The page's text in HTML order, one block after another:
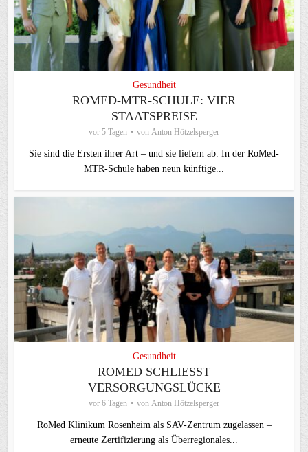
Gesundheit
ROMED-MTR-SCHULE: VIER
STAATSPREISE
vor 5 Tagen von Anton Hötzelsperger
Sie sind die Ersten ihrer Art – und sie liefern ab. In der RoMed-
MTR-Schule haben neun künftige...
Gesundheit
ROMED SCHLIESST V
ERSORGUNGSLÜCKE
vor 6 Tagen von Anton Hötzelsperger
RoMed Klinikum Rosenheim als SAV-Zentrum zugelassen –
erneute Zertifizierung als Überregionales...